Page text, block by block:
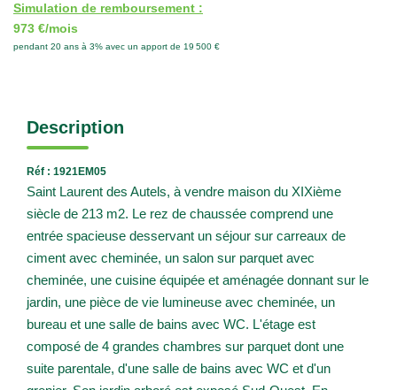
Simulation de remboursement :
973 €/mois
pendant 20 ans à 3% avec un apport de 19 500 €
Description
Réf : 1921EM05
Saint Laurent des Autels, à vendre maison du XIXième
siècle de 213 m2. Le rez de chaussée comprend une
entrée spacieuse desservant un séjour sur carreaux de
ciment avec cheminée, un salon sur parquet avec
cheminée, une cuisine équipée et aménagée donnant sur le
jardin, une pièce de vie lumineuse avec cheminée, un
bureau et une salle de bains avec WC. L'étage est
composé de 4 grandes chambres sur parquet dont une
suite parentale, d'une salle de bains avec WC et d'un